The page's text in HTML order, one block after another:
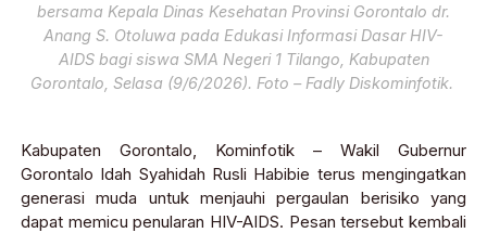
bersama Kepala Dinas Kesehatan Provinsi Gorontalo dr.
Anang S. Otoluwa pada Edukasi Informasi Dasar HIV-
AIDS bagi siswa SMA Negeri 1 Tilango, Kabupaten
Gorontalo, Selasa (9/6/2026). Foto – Fadly Diskominfotik.
Kabupaten Gorontalo, Kominfotik – Wakil Gubernur
Gorontalo Idah Syahidah Rusli Habibie terus mengingatkan
generasi muda untuk menjauhi pergaulan berisiko yang
dapat memicu penularan HIV-AIDS. Pesan tersebut kembali